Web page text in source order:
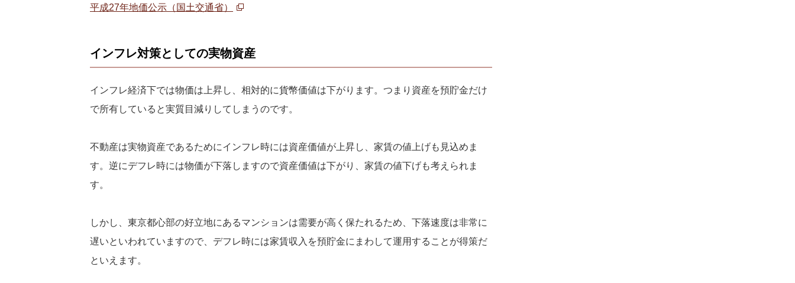
平成27年地価公示（国土交通省）
インフレ対策としての実物資産
インフレ経済下では物価は上昇し、相対的に貨幣価値は下がります。つまり資産を預貯金だけ
で所有していると実質目減りしてしまうのです。
不動産は実物資産であるためにインフレ時には資産価値が上昇し、家賃の値上げも見込めま
す。逆にデフレ時には物価が下落しますので資産価値は下がり、家賃の値下げも考えられま
す。
しかし、東京都心部の好立地にあるマンションは需要が高く保たれるため、下落速度は非常に
遅いといわれていますので、デフレ時には家賃収入を預貯金にまわして運用することが得策だ
といえます。